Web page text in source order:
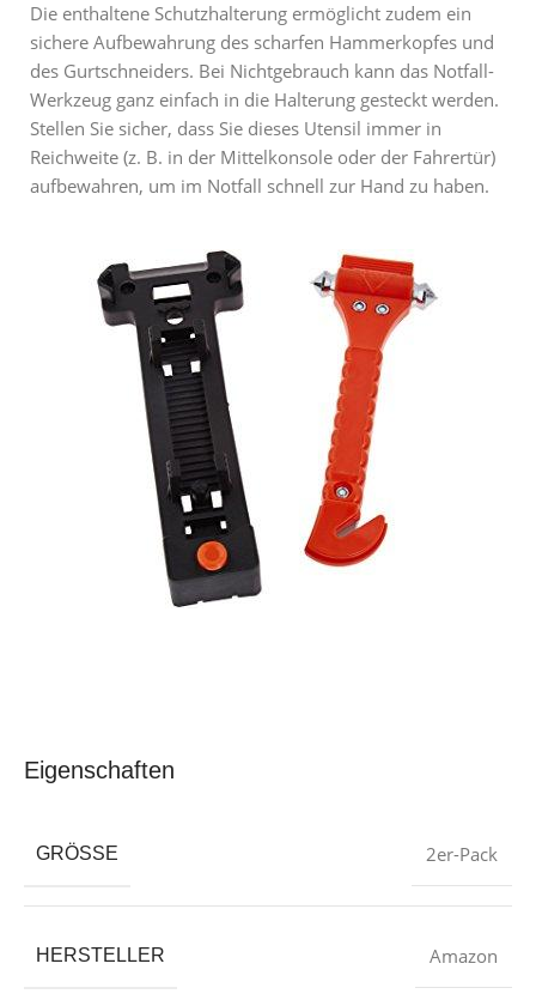
Die enthaltene Schutzhalterung ermöglicht zudem ein
sichere Aufbewahrung des scharfen Hammerkopfes und
des Gurtschneiders. Bei Nichtgebrauch kann das Notfall-
Werkzeug ganz einfach in die Halterung gesteckt werden.
Stellen Sie sicher, dass Sie dieses Utensil immer in
Reichweite (z. B. in der Mittelkonsole oder der Fahrertür)
aufbewahren, um im Notfall schnell zur Hand zu haben.
Eigenschaften
GRÖSSE 2er-Pack
HERSTELLER ‎Amazon